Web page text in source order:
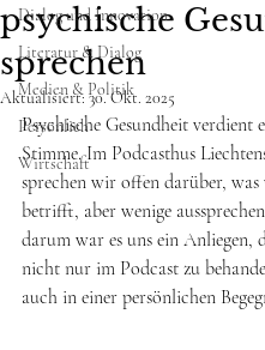
Dialog und Innovation
Literatur & Dialog
Medien & Politik
Persönlich
Wirtschaft
psychische
sprechen
Aktualisiert: 30. Okt. 2025
Psychische Gesundheit verdient
Stimme. Im Podcasthus
sprechen wir offen darüber, was
betrifft, aber wenige
darum war es uns ein Anliegen,
nicht nur im Podcast zu
auch in einer persönlichen